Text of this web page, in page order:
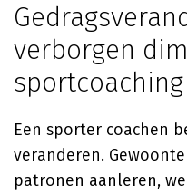
verborgen
sportcoaching
Een sporter coachen
veranderen.
patronen aanleren,